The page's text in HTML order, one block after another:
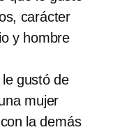
carácter
y hombre
gustó de
mujer
la demás